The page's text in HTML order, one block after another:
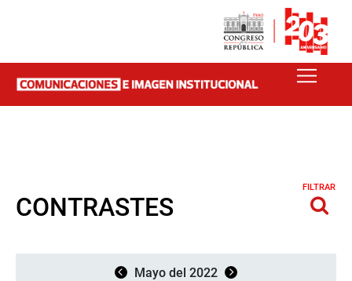
CONTRASTES
FILTRAR
Mayo del 2022